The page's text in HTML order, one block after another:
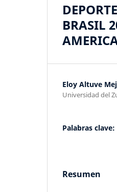
BRASIL
Eloy Altuve
Universidad del
Palabras clave:
Resumen